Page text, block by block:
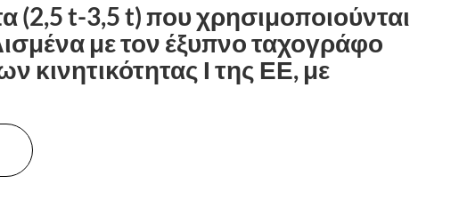
(2,5 t-3,5 t) που χρησιμοποιούνται
με τον έξυπνο ταχογράφο
κινητικότητας Ι της ΕΕ, με